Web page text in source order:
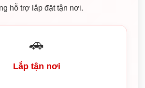
hỗ trợ lắp đặt tận nơi.
🚗
Lắp tận nơi